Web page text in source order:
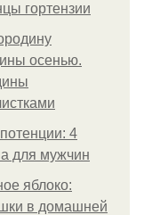
гортензии
осенью.
4
для мужчин
яблоко:
в домашней